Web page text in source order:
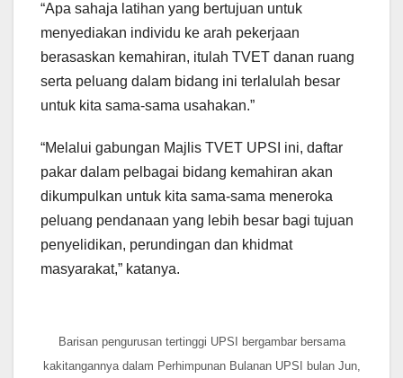
“Apa sahaja latihan yang bertujuan untuk
menyediakan individu ke arah pekerjaan
berasaskan kemahiran, itulah TVET danan ruang
serta peluang dalam bidang ini terlalulah besar
untuk kita sama-sama usahakan.”
“Melalui gabungan Majlis TVET UPSI ini, daftar
pakar dalam pelbagai bidang kemahiran akan
dikumpulkan untuk kita sama-sama meneroka
peluang pendanaan yang lebih besar bagi tujuan
penyelidikan, perundingan dan khidmat
masyarakat,” katanya.
Barisan pengurusan tertinggi UPSI bergambar bersama
kakitangannya dalam Perhimpunan Bulanan UPSI bulan Jun,